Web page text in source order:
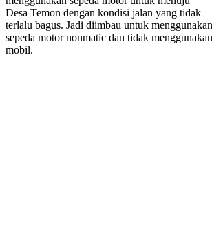
Desa Temon dengan kondisi jalan yang tidak
terlalu bagus. Jadi diimbau untuk menggunakan
sepeda motor nonmatic dan tidak menggunakan
mobil.